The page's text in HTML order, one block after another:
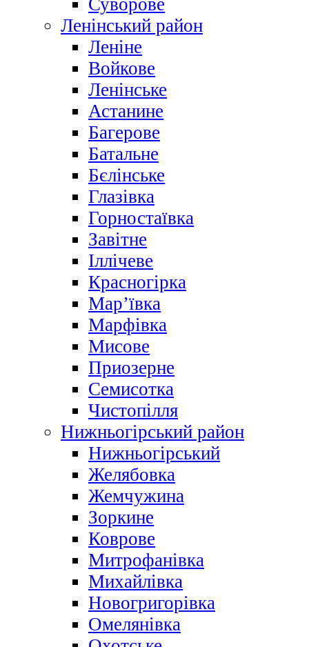
Суворове
Ленінський район
Леніне
Войкове
Ленінське
Астанине
Багерове
Батальне
Бєлінське
Глазівка
Горностаївка
Завітне
Іллічеве
Красногірка
Мар’ївка
Марфівка
Мисове
Приозерне
Семисотка
Чистопілля
Нижньогірський район
Нижньогірський
Желябовка
Жемчужина
Зоркине
Коврове
Митрофанівка
Михайлівка
Новогригорівка
Омелянівка